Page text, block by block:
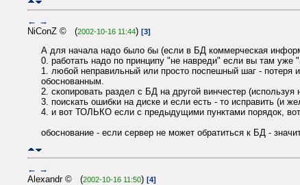
← →
NiConZ © (2002-10-16 11:44) [3]
А для начала надо было бы (если в БД коммерческая
0. работать надо по принципу "не навреди" если вы там уже
1. любой неправильный или просто поспешный шаг - потеря
обоснованным.
2. скопировать раздел с БД на другой винчестер
3. поискать ошибки на диске и если есть - то исправить (и
4. и вот ТОЛЬКО если с предыдущими пунктами порядок,
обоснование - если сервер не может обратиться к БД -
← →
Alexandr © (2002-10-16 11:50) [4]